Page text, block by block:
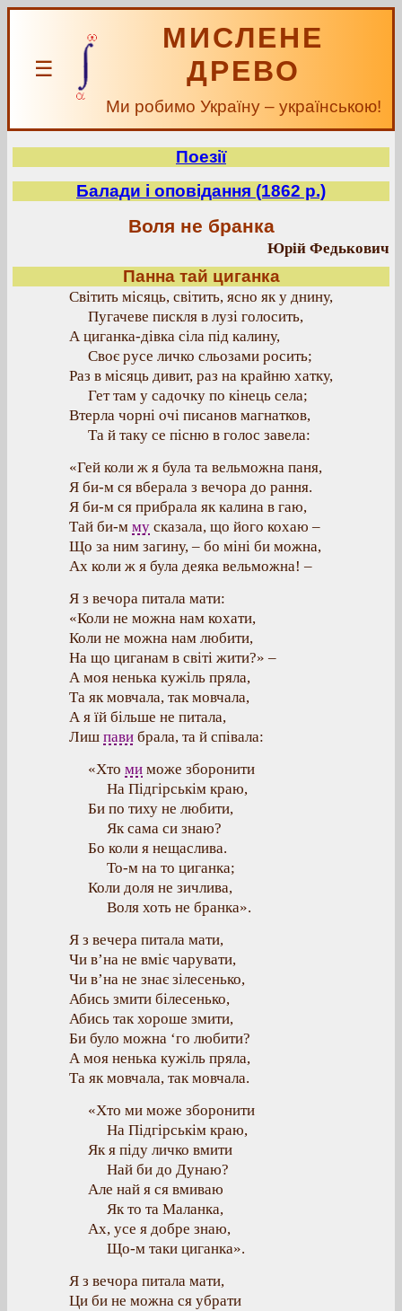
☰
МИСЛЕНЕ
ДРЕВО
Ми робимо Україну – українською!
Поезії
Балади і оповідання (1862 р.)
Воля не бранка
Юрій Федькович
Панна тай циганка
Світить місяць, світить, ясно як у днину,
Пугачеве пискля в лузі голосить,
А циганка-дівка сіла під калину,
Своє русе личко сльозами росить;
Раз в місяць дивит, раз на крайню хатку,
Гет там у садочку по кінець села;
Втерла чорні очі писанов магнатков,
Та й таку се пісню в голос завела:
«Гей коли ж я була та вельможна паня,
Я би-м ся вберала з вечора до рання.
Я би-м ся прибрала як калина в гаю,
Тай би-м му сказала, що його кохаю –
Що за ним загину, – бо міні би можна,
Ах коли ж я була деяка вельможна! –
Я з вечора питала мати:
«Коли не можна нам кохати,
Коли не можна нам любити,
На що циганам в світі жити?» –
А моя ненька кужіль пряла,
Та як мовчала, так мовчала,
А я їй більше не питала,
Лиш пави брала, та й співала:
«Хто ми може зборонити
На Підгірськім краю,
Би по тиху не любити,
Як сама си знаю?
Бо коли я нещаслива.
То-м на то циганка;
Коли доля не зичлива,
Воля хоть не бранка».
Я з вечера питала мати,
Чи в’на не вміє чарувати,
Чи в’на не знає зілесенько,
Абись змити білесенько,
Абись так хороше змити,
Би було можна ‘го любити?
А моя ненька кужіль пряла,
Та як мовчала, так мовчала.
«Хто ми може зборонити
На Підгірськім краю,
Як я піду личко вмити
Най би до Дунаю?
Але най я ся вмиваю
Як то та Маланка,
Ах, усе я добре знаю,
Що-м таки циганка».
Я з вечора питала мати,
Ци би не можна ся убрати